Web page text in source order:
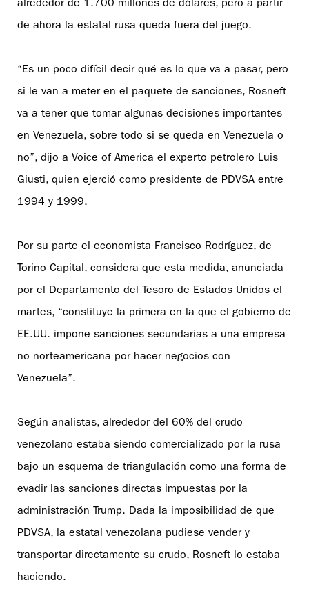
alrededor de 1.700 millones de dólares, pero a partir
de ahora la estatal rusa queda fuera del juego.
“Es un poco difícil decir qué es lo que va a pasar, pero
si le van a meter en el paquete de sanciones, Rosneft
va a tener que tomar algunas decisiones importantes
en Venezuela, sobre todo si se queda en Venezuela o
no”, dijo a Voice of America el experto petrolero Luis
Giusti, quien ejerció como presidente de PDVSA entre
1994 y 1999.
Por su parte el economista Francisco Rodríguez, de
Torino Capital, considera que esta medida, anunciada
por el Departamento del Tesoro de Estados Unidos el
martes, “constituye la primera en la que el gobierno de
EE.UU. impone sanciones secundarias a una empresa
no norteamericana por hacer negocios con
Venezuela”.
Según analistas, alrededor del 60% del crudo
venezolano estaba siendo comercializado por la rusa
bajo un esquema de triangulación como una forma de
evadir las sanciones directas impuestas por la
administración Trump. Dada la imposibilidad de que
PDVSA, la estatal venezolana pudiese vender y
transportar directamente su crudo, Rosneft lo estaba
haciendo.